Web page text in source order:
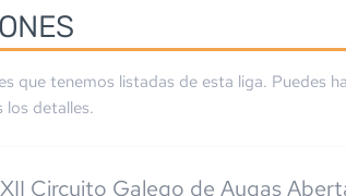
que tenemos listadas de esta liga. Puedes
los detalles.
Circuito Galego de Augas